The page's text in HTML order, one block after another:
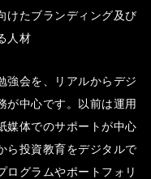
たブランディング及び
人材
会を、リアルからデジ
が中心です。以前は運用
媒体でのサポートが中心
ら投資教育をデジタルで
ログラムやポートフォリ